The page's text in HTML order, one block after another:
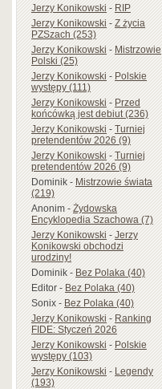
Jerzy Konikowski-RIP
Jerzy Konikowski-Z życia
PZSzach (253)
Jerzy Konikowski-Mistrzowie
Polski (25)
Jerzy Konikowski-Polskie
występy (111)
Jerzy Konikowski-Przed
końcówką jest debiut (236)
Jerzy Konikowski-Turniej
pretendentów 2026 (9)
Jerzy Konikowski-Turniej
pretendentów 2026 (9)
Dominik-Mistrzowie świata
(219)
Anonim-Żydowska
Encyklopedia Szachowa (7)
Jerzy Konikowski-Jerzy
Konikowski obchodzi
urodziny!
Dominik-Bez Polaka (40)
Editor-Bez Polaka (40)
Sonix-Bez Polaka (40)
Jerzy Konikowski-Ranking
FIDE: Styczeń 2026
Jerzy Konikowski-Polskie
występy (103)
Jerzy Konikowski-Legendy
(193)